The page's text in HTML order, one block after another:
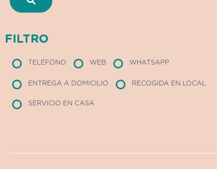
FILTRO
TELÉFONO WEB WHATSAPP
ENTREGA A DOMICILIO RECOGIDA EN LOCAL
SERVICIO EN CASA